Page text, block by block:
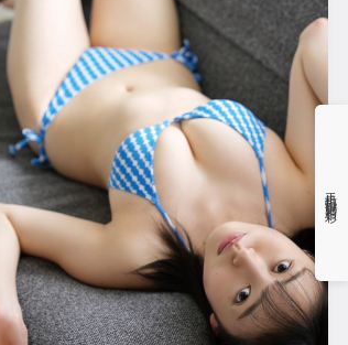
手机扫码更精彩